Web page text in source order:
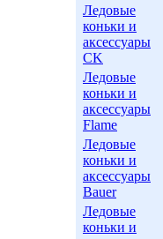
Ледовые
коньки и
аксессуары
CK
Ледовые
коньки и
аксессуары
Flame
Ледовые
коньки и
аксессуары
Bauer
Ледовые
коньки и